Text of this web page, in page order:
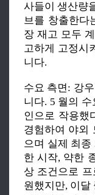
사들이 생산량
브를 창출한다
장 재고 모두
고하게 고정시
니다.
수요 측면: 강
니다. 5 월의
인으로 작용했
경험하여 야외
으며 실제 최
한 시작, 약한
상 조건으로
원했지만, 이달